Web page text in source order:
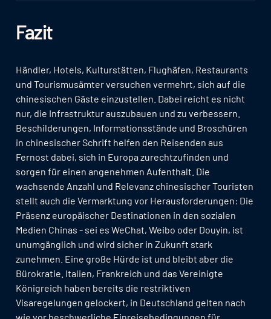
Fazit
Händler, Hotels, Kulturstätten, Flughäfen, Restaurants
und Tourismusämter versuchen vermehrt, sich auf die
chinesischen Gäste einzustellen. Dabei reicht es nicht
nur, die Infrastruktur auszubauen und zu verbessern.
Beschilderungen, Informationsstände und Broschüren
in chinesischer Schrift helfen den Reisenden aus
Fernost dabei, sich in Europa zurechtzufinden und
sorgen für einen angenehmen Aufenthalt. Die
wachsende Anzahl und Relevanz chinesischer Touristen
stellt auch die Vermarktung vor Herausforderungen: Die
Präsenz europäischer Destinationen in den sozialen
Medien Chinas - sei es WeChat, Weibo oder Douyin, ist
unumgänglich und wird sicher in Zukunft stark
zunehmen. Eine große Hürde ist und bleibt aber die
Bürokratie. Italien, Frankreich und das Vereinigte
Königreich haben bereits die restriktiven
Visaregelungen gelockert, in Deutschland gelten nach
wie vor beschwerliche Einreisebedingungen für